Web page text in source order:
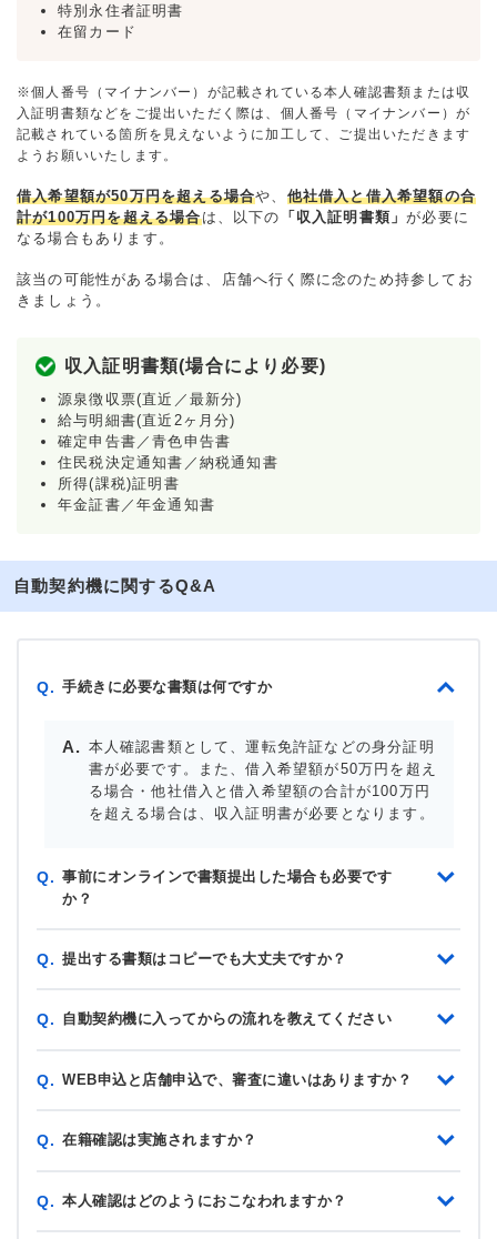
特別永住者証明書
在留カード
※個人番号（マイナンバー）が記載されている本人確認書類または収
入証明書類などをご提出いただく際は、個人番号（マイナンバー）が
記載されている箇所を見えないように加工して、ご提出いただきます
ようお願いいたします。
借入希望額が50万円を超える場合や、 他社借入と借入希望額の合
計が100万円を超える場合は、以下の 「収入証明書類」が必要に
なる場合もあります。
該当の可能性がある場合は、店舗へ行く際に念のため持参してお
きましょう。
収入証明書類(場合により必要)
源泉徴収票(直近／最新分)
給与明細書(直近2ヶ月分)
確定申告書／青色申告書
住民税決定通知書／納税通知書
所得(課税)証明書
年金証書／年金通知書
自動契約機に関するQ&A
Q. 手続きに必要な書類は何ですか
本人確認書類として、運転免許証などの身分証明
書が必要です。また、借入希望額が50万円を超え
る場合・他社借入と借入希望額の合計が100万円
を超える場合は、収入証明書が必要となります。
Q. 事前にオンラインで書類提出した場合も必要です
か？
Q. 提出する書類はコピーでも大丈夫ですか？
Q. 自動契約機に入ってからの流れを教えてください
Q. WEB申込と店舗申込で、審査に違いはありますか？
Q. 在籍確認は実施されますか？
Q. 本人確認はどのようにおこなわれますか？